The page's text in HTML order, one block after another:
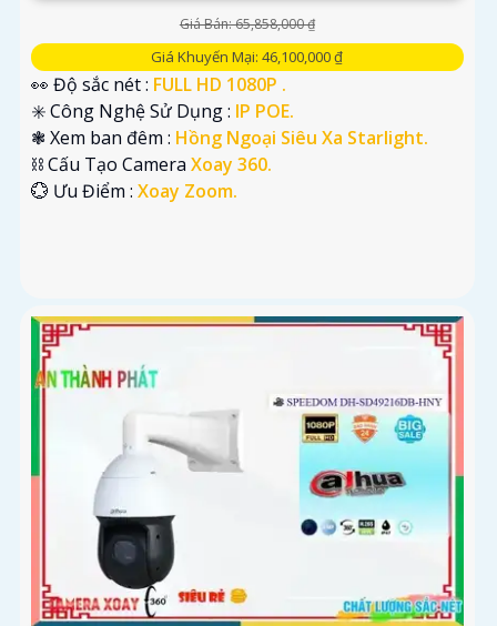
Giá Bán: 65,858,000 ₫
Giá Khuyến Mại: 46,100,000 ₫
👀 Độ sắc nét : FULL HD 1080P .
✳️ Công Nghệ Sử Dụng : IP POE.
❃ Xem ban đêm : Hồng Ngoại Siêu Xa Starlight.
⛓ Cấu Tạo Camera Xoay 360.
️💮 Ưu Điểm : Xoay Zoom.